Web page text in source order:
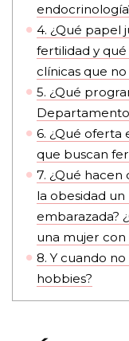
4. ¿Qué papel
fertilidad y
clínicas que
5. ¿Qué
6. ¿Qué oferta
que buscan
7. ¿Qué hacen
la obesidad
embarazada?
una mujer
8. Y cuando no
hobbies?